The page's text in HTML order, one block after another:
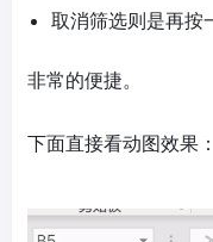
取消筛选则是再按
非常的便捷。
下面直接看动图效果：